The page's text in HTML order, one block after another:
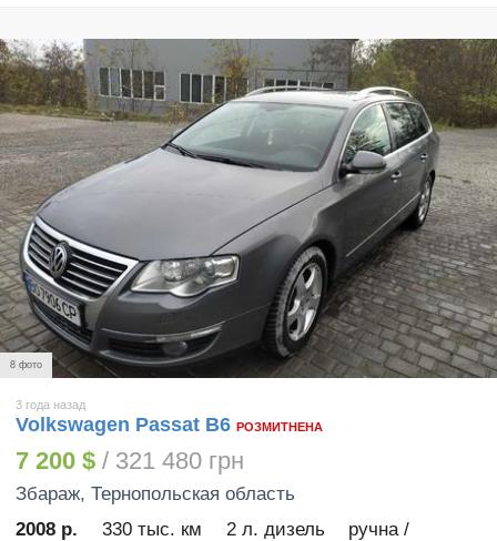
8 фото
3 года назад
Volkswagen Passat B6 РОЗМИТНЕНА
7 200 $ / 321 480 грн
Збараж, Тернопольская область
2008 р.
330 тыс. км 2 л. дизель
ручна /